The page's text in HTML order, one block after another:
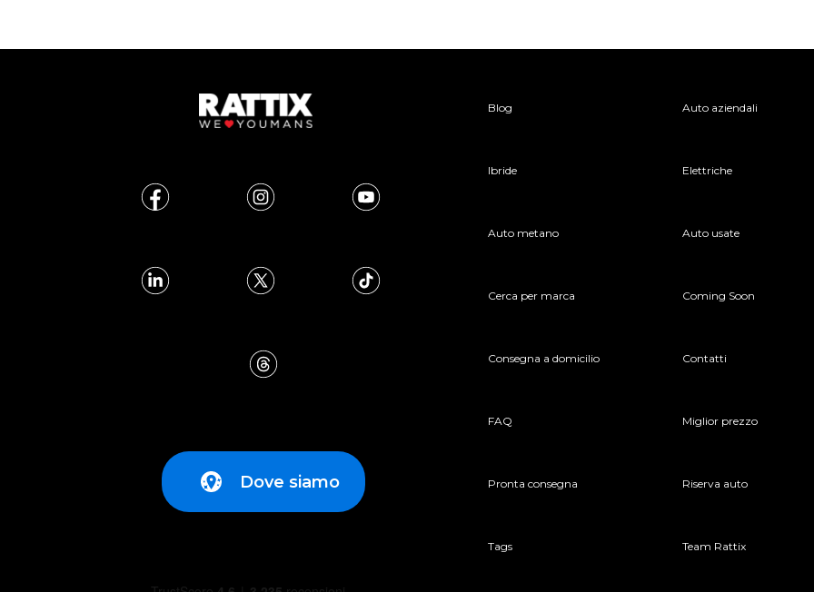
Dove siamo
Blog Auto aziendali
Ibride Elettriche
Auto metano Auto usate
Cerca per marca Coming Soon
Consegna a domicilio Contatti
FAQ Miglior prezzo
Pronta consegna Riserva auto
Tags Team Rattix